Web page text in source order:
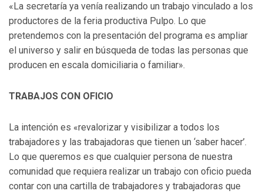
«La secretaría ya venía realizando un trabajo vinculado a los
productores de la feria productiva Pulpo. Lo que
pretendemos con la presentación del programa es ampliar
el universo y salir en búsqueda de todas las personas que
producen en escala domiciliaria o familiar».
TRABAJOS CON OFICIO
La intención es «revalorizar y visibilizar a todos los
trabajadores y las trabajadoras que tienen un ‘saber hacer’.
Lo que queremos es que cualquier persona de nuestra
comunidad que requiera realizar un trabajo con oficio pueda
contar con una cartilla de trabajadores y trabajadoras que